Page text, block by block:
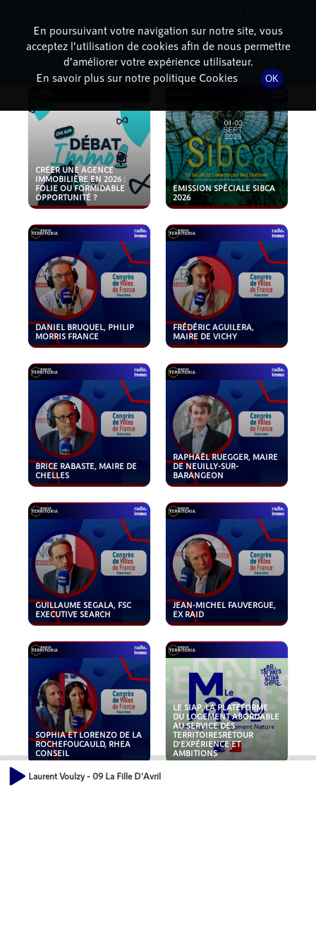
PODCASTS
CRÉER UNE AGENCE
IMMOBILIÈRE EN 2026 :
FOLIE OU FORMIDABLE
OPPORTUNITÉ ?
EMISSION SPÉCIALE SIBCA
2026
DANIEL BRUQUEL, PHILIP
MORRIS FRANCE
FRÉDÉRIC AGUILERA,
MAIRE DE VICHY
BRICE RABASTE, MAIRE DE
CHELLES
RAPHAËL RUEGGER, MAIRE
DE NEUILLY-SUR-
BARANGEON
GUILLAUME SEGALA, FSC
EXECUTIVE SEARCH
JEAN-MICHEL FAUVERGUE,
EX RAID
SOPHIA ET LORENZO DE LA
ROCHEFOUCAULD, RHEA
CONSEIL
LE SIAP, LA PLATEFORME
DU LOGEMENT ABORDABLE
AU SERVICE DES
TERRITOIRESRETOUR
D'EXPÉRIENCE ET
AMBITIONS
Laurent Voulzy - 09 La Fille D'Avril
En poursuivant votre navigation sur notre site, vous
acceptez l’utilisation de cookies afin de nous permettre
d’améliorer votre expérience utilisateur.
En savoir plus sur notre politique Cookies
OK
dessous pour l'installer.
Non merci Télécharger l'application